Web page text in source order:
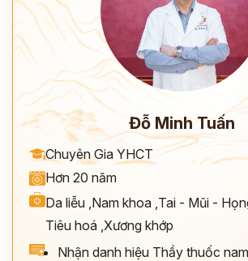
Đỗ Minh Tuấn
Chuyên Gia YHCT
Hơn 20 năm
Da liễu ,Nam khoa ,Tai - Mũi -
Tiêu hoá ,Xương khớp
Nhận danh hiệu Thầy thuốc